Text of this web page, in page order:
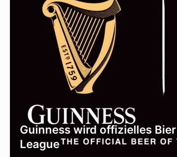
Guinness wird offizielles
League